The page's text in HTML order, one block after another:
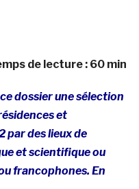
de lecture : 60 min
dossier une sélection
et
par des lieux de
et scientifique ou
francophones. En